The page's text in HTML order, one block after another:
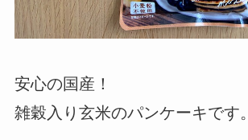
安心の国産！
雑穀入り玄米のパンケーキです。